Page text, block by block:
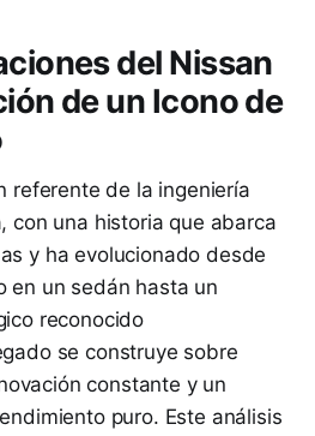
del Nissan
de un Icono de
referente de la ingeniería
con una historia que abarca
y ha evolucionado desde
en un sedán hasta un
reconocido
se construye sobre
constante y un
puro. Este análisis